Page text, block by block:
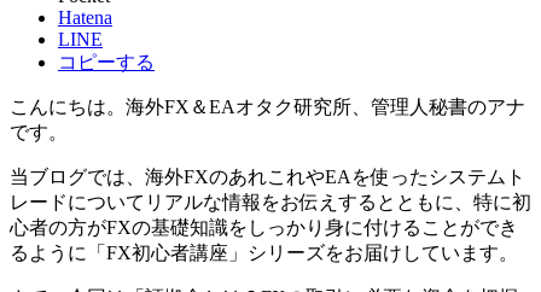
Hatena
LINE
コピーする
こんにちは。海外FX＆EAオタク研究所、管理人秘書のアナ
です。
当ブログでは、海外FXのあれこれやEAを使ったシステムト
レードについてリアルな情報をお伝えするとともに、特に初
心者の方がFXの基礎知識をしっかり身に付けることができ
るように「FX初心者講座」シリーズをお届けしています。